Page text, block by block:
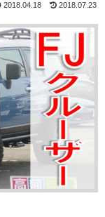
2018.04.18 2018.07.23